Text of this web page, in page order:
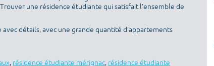
une résidence étudiante qui satisfait l’ensemble de
détails, avec une grande quantité d’appartements
, résidence étudiante mérignac, résidence étudiante